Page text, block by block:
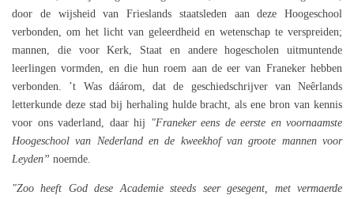
door de wijsheid van Frieslands staatsleden aan deze Hoogeschool
verbonden, om het licht van geleerdheid en wetenschap te verspreiden;
mannen, die voor Kerk, Staat en andere hogescholen uitmuntende
leerlingen vormden, en die hun roem aan de eer van Franeker hebben
verbonden. ’t Was dáárom, dat de geschiedschrijver van Neêrlands
letterkunde deze stad bij herhaling hulde bracht, als ene bron van kennis
voor ons vaderland, daar hij "Franeker eens de eerste en voornaamste
Hoogeschool van Nederland en de kweekhof van groote mannen voor
Leyden” noemde.
"Zoo heeft God dese Academie steeds seer gesegent, met vermaerde